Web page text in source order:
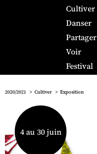
Cultiver
Danser
Partager
Voir
Festival
2020/2021 Cultiver Exposition
4 au 30 juin